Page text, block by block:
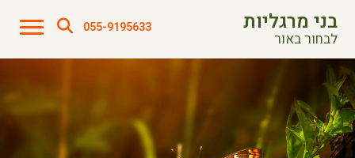
בני מרגליות
לבחור באור
055-9195633